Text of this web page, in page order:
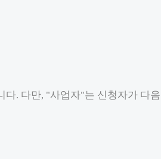
. 다만, "사업자"는 신청자가 다